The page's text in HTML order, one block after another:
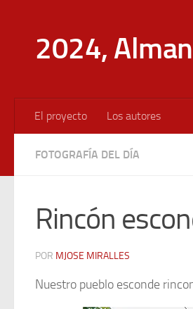
2024,
El proyecto Los autores
FOTOGRAFÍA DEL DÍA
Rincón
POR MJOSE MIRALLES
Nuestro pueblo esconde